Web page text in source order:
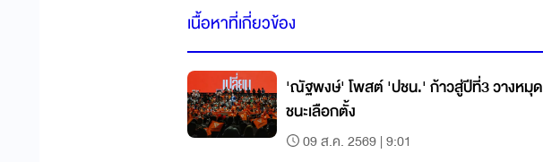
เนื้อหาที่เกี่ยวข้อง
'ณัฐพงษ์' โพสต์ 'ปชน.' ก้าวสู่ปีที่3 วางหมุด
ชนะเลือกตั้ง
09 ส.ค. 2569 | 9:01